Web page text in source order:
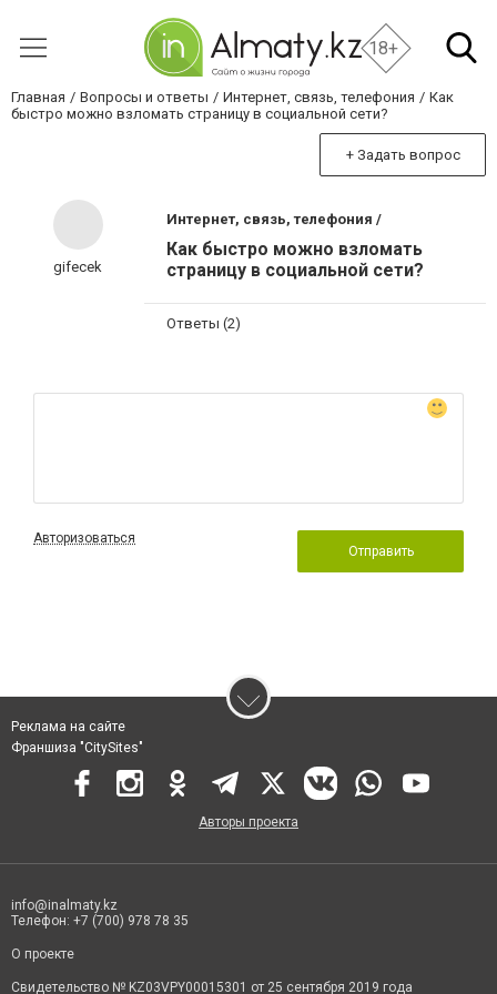
18+
Главная Вопросы и ответы Интернет, связь, телефония
Как
быстро можно взломать страницу в социальной сети?
+ Задать вопрос
gifecek
Интернет, связь, телефония /
Как быстро можно взломать
страницу в социальной сети?
Ответы (2)
Авторизоваться
Отправить
Реклама на сайте
Франшиза "CitySites"
Авторы проекта
info@inalmaty.kz
Телефон: +7 (700) 978 78 35
О проекте
Свидетельство № KZ03VPY00015301 от 25 сентября 2019 года